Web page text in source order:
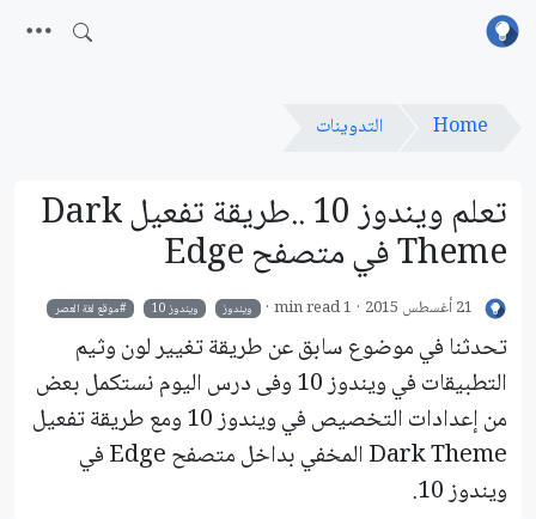
Home التدوينات
تعلم ويندوز 10 ..طريقة تفعيل Dark
Theme في متصفح Edge
21 أغسطس 2015 1 min read ويندوز ويندوز 10 موقع لغة العصر
تحدثنا في موضوع سابق عن طريقة تغيير لون وثيم
التطبيقات في ويندوز 10 وفى درس اليوم نستكمل بعض
من إعدادات التخصيص في ويندوز 10 ومع طريقة تفعيل
Dark Theme المخفي بداخل متصفح Edge في
ويندوز 10.